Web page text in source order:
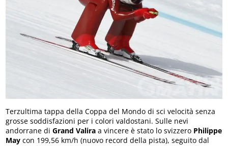
Terzultima tappa della Coppa del Mondo di sci velocità senza
grosse soddisfazioni per i colori valdostani. Sulle nevi
andorrane diGrand Valira a vincere è stato lo svizzero Philippe
May con 199,56 km/h (nuovo record della pista), seguito dal